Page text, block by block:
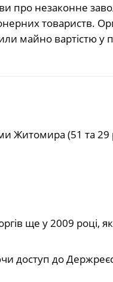
про незаконне
товариств.
майно вартістю у
Житомира (51 та 29
ще у 2009 році,
доступ до